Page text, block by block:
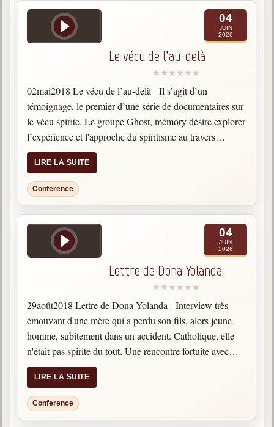
Documents
Bulletins "Le Spiritisme"
trimestrielles
Sujets du mois
Citations
Maximes
Enregistrements
séance d'aide spirituelle
Powerpoints
Enseignement
Cours dispensés au Centre
Posez-nous des questions
Consultez les réponses
Posez votre question
Galerie
Photos et vidéoscope
Galerie photos
04
JUIN
2026
Le vécu de l’au-delà
02mai2018 Le vécu de l’au-delà Il s’agit d’un
témoignage, le premier d’une série de documentaires sur
le vécu spirite. Le groupe Ghost, mémory désire explorer
l’expérience et l'approche du spiritisme au travers
d’interviews où des personnes racontent leurs histoires.
Categories: spiritisme,…
LIRE LA SUITE
Conference
04
JUIN
2026
Lettre de Dona Yolanda
29août2018 Lettre de Dona Yolanda Interview très
émouvant d'une mère qui a perdu son fils, alors jeune
homme, subitement dans un accident. Catholique, elle
n'était pas spirite du tout. Une rencontre fortuite avec
Chico Xavier va bouleverser son existence. Un
premier…
LIRE LA SUITE
Conference